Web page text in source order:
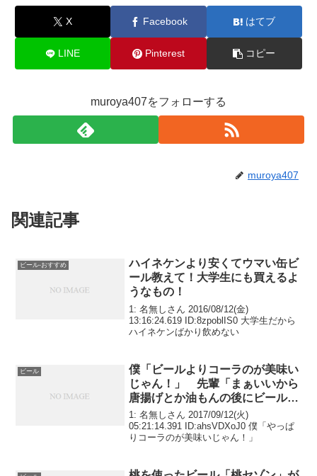
X Facebook はてブ
LINE Pinterest コピー
muroya407をフォローする
muroya407
関連記事
ビール-おすすめ
ハイネケンより安くてウマい缶ビ
ール教えて！大学生にも買えるよ
うなもの！
1: 名無しさん 2016/08/12(金)
13:16:24.619 ID:8zpoblIS0 大学生だから
ハイネケンばかり飲めない
ビール
僕「ビールよりコーラのが美味い
じゃん！」 先輩「まぁいいから
唐揚げとか油もんの後にビール飲
んでみ？クッソうめぇぞ」→結果
ｗｗｗ
1: 名無しさん 2017/09/12(火)
05:21:14.391 ID:ahsVDXoJ0 僕「やっぱ
りコーラのが美味いじゃん！」